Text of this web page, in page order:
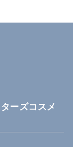
ーズコスメ